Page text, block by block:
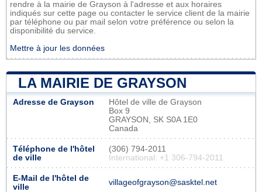
rendre à la mairie de Grayson à l'adresse et aux horaires
indiqués sur cette page ou contacter le service client de la mairie
par téléphone ou par mail selon votre préférence ou selon la
disponibilité du service.
Mettre à jour les données
LA MAIRIE DE GRAYSON
Adresse de Grayson
Hôtel de ville de Grayson
Box 9
GRAYSON, SK S0A 1E0
Canada
Téléphone de l'hôtel
de ville
(306) 794-2011
International: +1 306-794-2011
E-Mail de l'hôtel de
ville
villageofgrayson@sasktel.net